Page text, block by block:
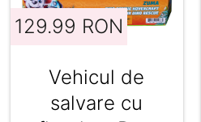
129.99 RON
Vehicul de
salvare cu